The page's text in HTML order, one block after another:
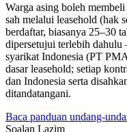
Warga asing boleh
sah melalui leasehold (hak
berdaftar, biasanya 25–30
dipersetujui terlebih dahulu
syarikat Indonesia (PT
dasar leasehold; setiap
dan Indonesia serta
ditandatangani.
Baca panduan undang-
Soalan Lazim